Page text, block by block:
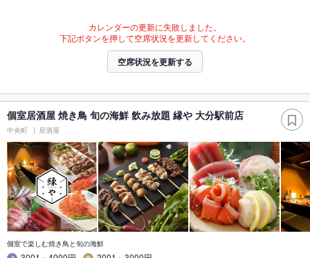
カレンダーの更新に失敗しました。
下記ボタンを押して空席状況を更新してください。
空席状況を更新する
個室居酒屋 焼き鳥 旬の海鮮 飲み放題 縁や 大分駅前店
中央町 居酒屋
個室で楽しむ焼き鳥と旬の海鮮